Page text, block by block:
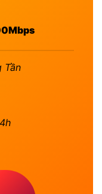
Tần